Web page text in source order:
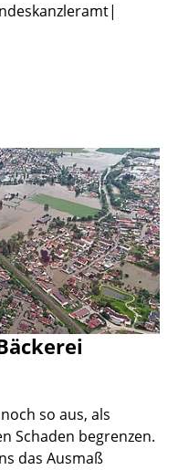
so aus, als
Schaden begrenzen.
das Ausmaß